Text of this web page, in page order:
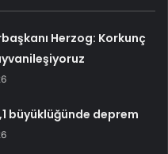
Herzog: Korkunç
büyüklüğünde deprem